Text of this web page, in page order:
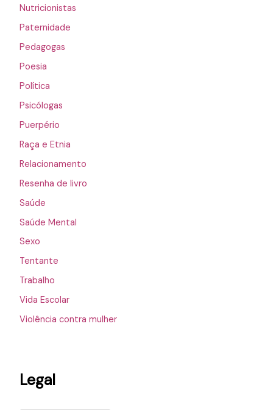
Nutricionistas
Paternidade
Pedagogas
Poesia
Política
Psicólogas
Puerpério
Raça e Etnia
Relacionamento
Resenha de livro
Saúde
Saúde Mental
Sexo
Tentante
Trabalho
Vida Escolar
Violência contra mulher
Legal